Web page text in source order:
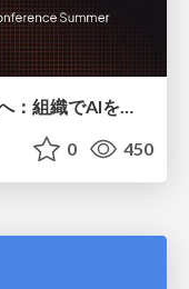
AI駆動開発は個人技からチーム戦へ：組織でAIを使いこなすための実践設計
0 450